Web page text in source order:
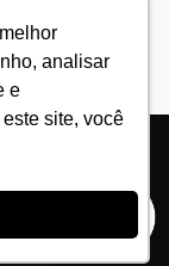
analisar
e
site, você
Next4
vinces